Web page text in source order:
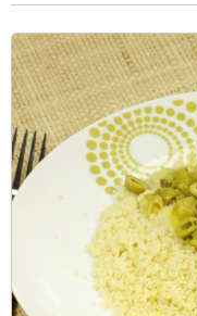
Le site
Fermières
des cookies !
Nous utilisons des
fonctionnement de
pouvez changer d'avis
présente sur chaque
services tiers, vous
cookies et l'utilisation
à leur bon
Charte de